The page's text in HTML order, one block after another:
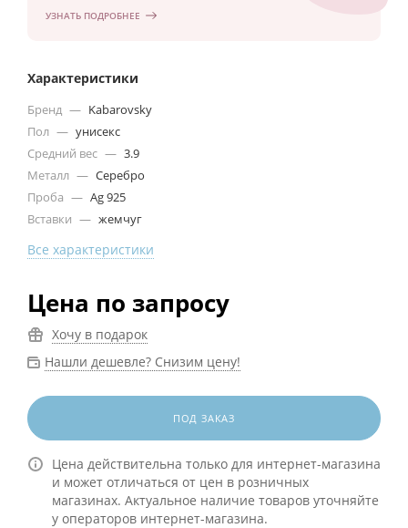
УЗНАТЬ ПОДРОБНЕЕ
Характеристики
Бренд — Kabarovsky
Пол — унисекс
Средний вес — 3.9
Металл — Серебро
Проба — Ag 925
Вставки — жемчуг
Все характеристики
Цена по запросу
Хочу в подарок
Нашли дешевле? Снизим цену!
ПОД ЗАКАЗ
Цена действительна только для интернет-магазина
и может отличаться от цен в розничных
магазинах. Актуальное наличие товаров уточняйте
у операторов интернет-магазина.